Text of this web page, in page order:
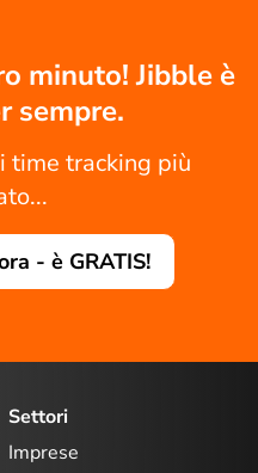
minuto! Jibble è
sempre.
time tracking più
- è GRATIS!
Settori
Imprese